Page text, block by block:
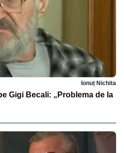
Ionuț Nichita
Gigi Becali: „Problema de la